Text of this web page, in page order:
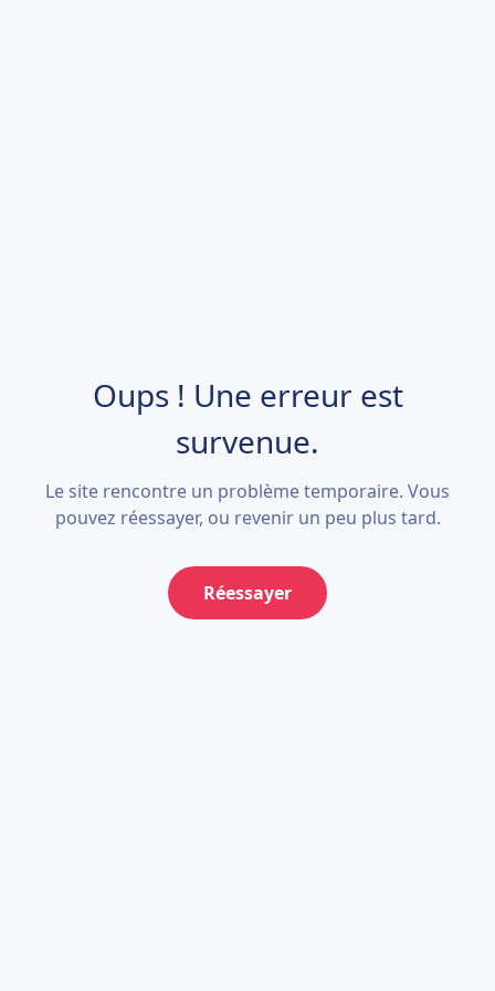
Oups ! Une erreur est
survenue.
Le site rencontre un problème temporaire. Vous
pouvez réessayer, ou revenir un peu plus tard.
Réessayer